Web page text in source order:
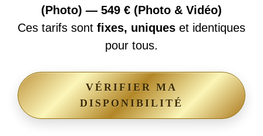
(Photo) — 549 € (Photo & Vidéo)
Ces tarifs sont fixes, uniques et identiques
pour tous.
VÉRIFIER MA
DISPONIBILITÉ